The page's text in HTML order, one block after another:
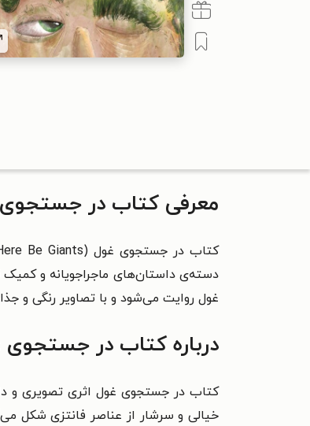
معرفی کتاب در
کتاب در جستجوی غول (Be Giants)
غول روایت می‌شود و با تصاویر رنگی و
درباره کتاب در
کتاب در جستجوی غول اثری تصویری و
خیالی و سرشار از عناصر فانتزی شکل